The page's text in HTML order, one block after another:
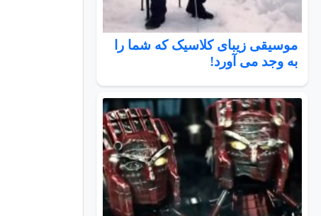
موسیقی زیبای کلاسیک که شما را
به وجد می آورد!